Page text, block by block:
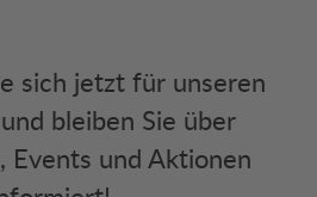
sich jetzt für unseren
bleiben Sie über
Events und Aktionen